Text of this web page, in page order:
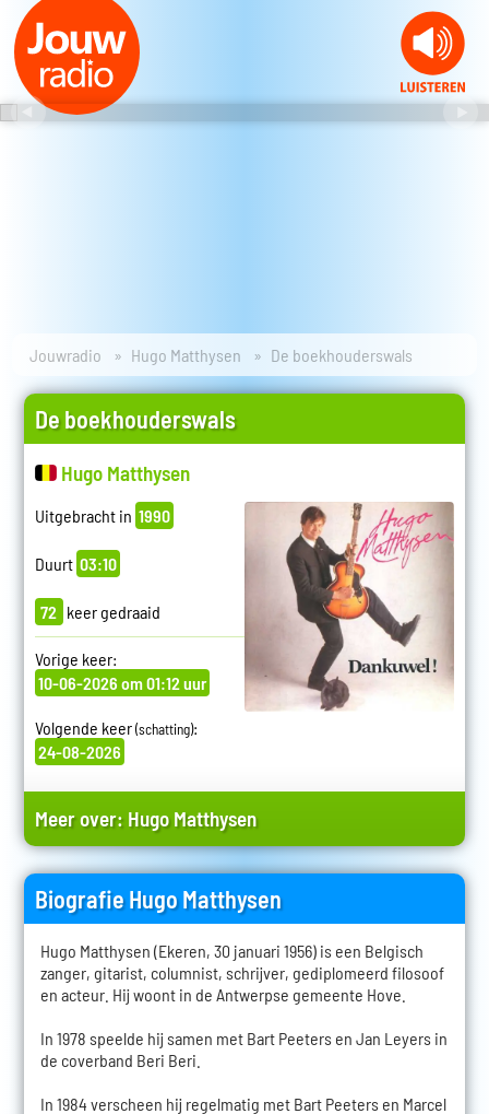
Jouwradio Hugo Matthysen De boekhouderswals
De boekhouderswals
Hugo Matthysen
Uitgebracht in 1990
Duurt 03:10
72 keer gedraaid
Vorige keer:
10-06-2026 om 01:12 uur
Volgende keer(schatting):
24-08-2026
Meer over: Hugo Matthysen
Biografie Hugo Matthysen
Hugo Matthysen (Ekeren, 30 januari 1956) is een Belgisch
zanger, gitarist, columnist, schrijver, gediplomeerd filosoof
en acteur. Hij woont in de Antwerpse gemeente Hove.
In 1978 speelde hij samen met Bart Peeters en Jan Leyers in
de coverband Beri Beri.
In 1984 verscheen hij regelmatig met Bart Peeters en Marcel